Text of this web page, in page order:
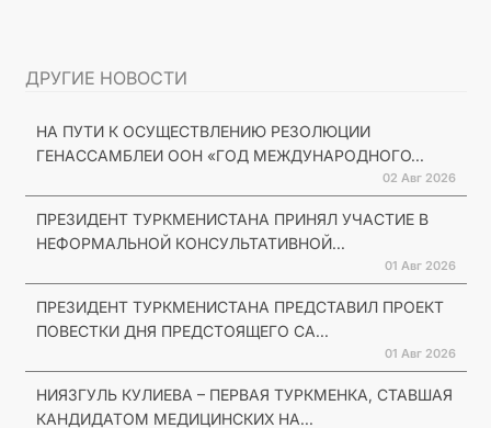
ДРУГИЕ НОВОСТИ
НА ПУТИ К ОСУЩЕСТВЛЕНИЮ РЕЗОЛЮЦИИ
ГЕНАССАМБЛЕИ ООН «ГОД МЕЖДУНАРОДНОГО...
02 Авг 2026
ПРЕЗИДЕНТ ТУРКМЕНИСТАНА ПРИНЯЛ УЧАСТИЕ В
НЕФОРМАЛЬНОЙ КОНСУЛЬТАТИВНОЙ...
01 Авг 2026
ПРЕЗИДЕНТ ТУРКМЕНИСТАНА ПРЕДСТАВИЛ ПРОЕКТ
ПОВЕСТКИ ДНЯ ПРЕДСТОЯЩЕГО СА...
01 Авг 2026
НИЯЗГУЛЬ КУЛИЕВА – ПЕРВАЯ ТУРКМЕНКА, СТАВШАЯ
КАНДИДАТОМ МЕДИЦИНСКИХ НА...